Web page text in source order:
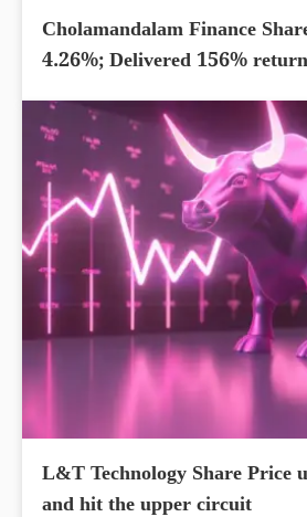
Cholamandalam Finance
4.26%; Delivered 156% return
L&T Technology Share Price
and hit the upper circuit